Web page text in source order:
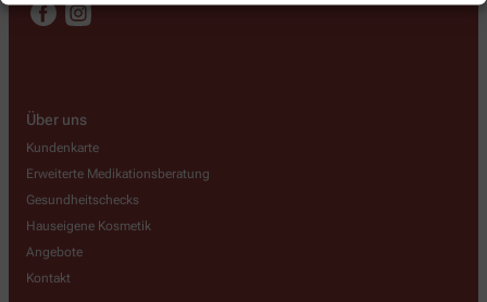
Über uns
Kundenkarte
Erweiterte Medikationsberatung
Gesundheitschecks
Hauseigene Kosmetik
Angebote
Kontakt